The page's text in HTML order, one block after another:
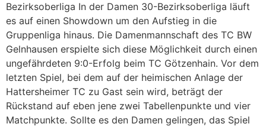
Bezirksoberliga In der Damen 30-Bezirksoberliga läuft
es auf einen Showdown um den Aufstieg in die
Gruppenliga hinaus. Die Damenmannschaft des TC BW
Gelnhausen erspielte sich diese Möglichkeit durch einen
ungefährdeten 9:0-Erfolg beim TC Götzenhain. Vor dem
letzten Spiel, bei dem auf der heimischen Anlage der
Hattersheimer TC zu Gast sein wird, beträgt der
Rückstand auf eben jene zwei Tabellenpunkte und vier
Matchpunkte. Sollte es den Damen gelingen, das Spiel